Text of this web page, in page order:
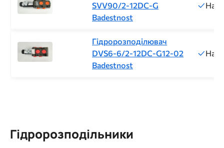
SVV90/2-12DC-G
Badestnost
Гідророзподілювач
DVS6-6/2-12DC-G12-02
Badestnost
Гідророзподільники